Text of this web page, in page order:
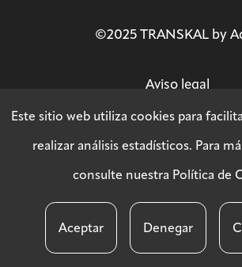
©2025 TRANSKAL by
Aviso legal
Política SGSI
Política de cookies
Este sitio web utiliza cookies para
realizar análisis estadísticos. Para
consulte nuestra Política de
Aceptar Denegar